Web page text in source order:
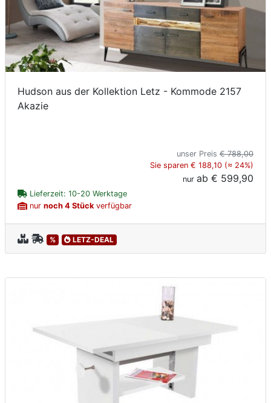
Hudson aus der Kollektion Letz - Kommode 2157
Akazie
unser Preis € 788,00
Sie sparen € 188,10 (≈ 24%)
nur ab € 599,90
Lieferzeit: 10-20 Werktage
nur noch 4 Stückverfügbar
% LETZ-DEAL